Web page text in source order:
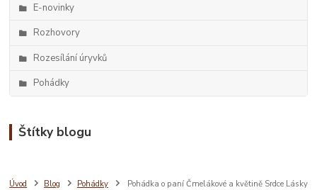
E-novinky
Rozhovory
Rozesílání úryvků
Pohádky
Štítky blogu
Úvod Blog Pohádky Pohádka o paní Čmelákové a květině Srdce Lásky